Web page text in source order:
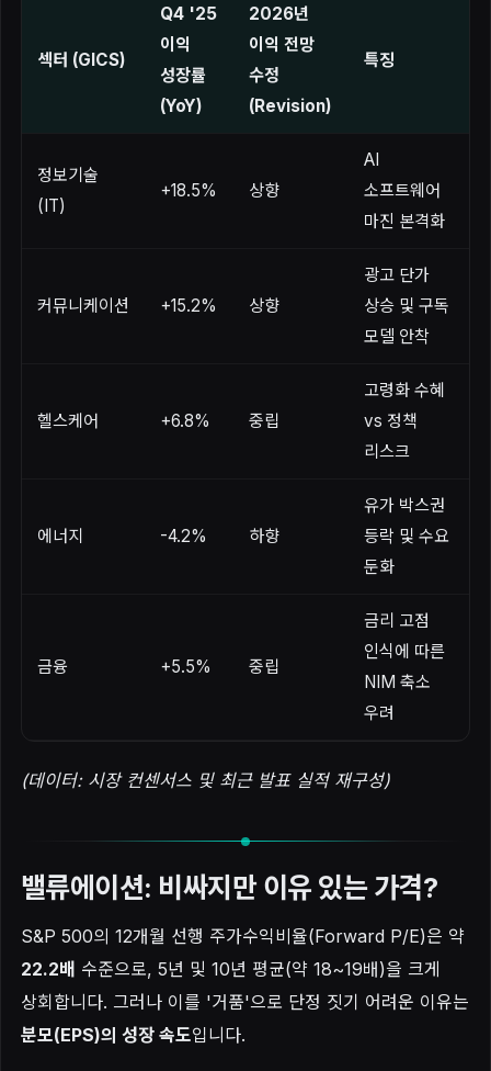
섹터 (GICS)
Q4 '25
이익
성장률
(YoY)
2026년
이익 전망
수정
(Revision)
특징
정보기술
(IT)
+18.5% 상향
AI
소프트웨어
마진 본격화
커뮤니케이션 +15.2% 상향
광고 단가
상승 및 구독
모델 안착
헬스케어 +6.8% 중립
고령화 수혜
vs 정책
리스크
에너지 -4.2% 하향
유가 박스권
등락 및 수요
둔화
금융 +5.5% 중립
금리 고점
인식에 따른
NIM 축소
우려
(데이터: 시장 컨센서스 및 최근 발표 실적 재구성)
밸류에이션: 비싸지만 이유 있는 가격?
S&P 500의 12개월 선행 주가수익비율(Forward P/E)은 약
22.2배 수준으로, 5년 및 10년 평균(약 18~19배)을 크게
상회합니다. 그러나 이를 '거품'으로 단정 짓기 어려운 이유는
분모(EPS)의 성장 속도입니다.